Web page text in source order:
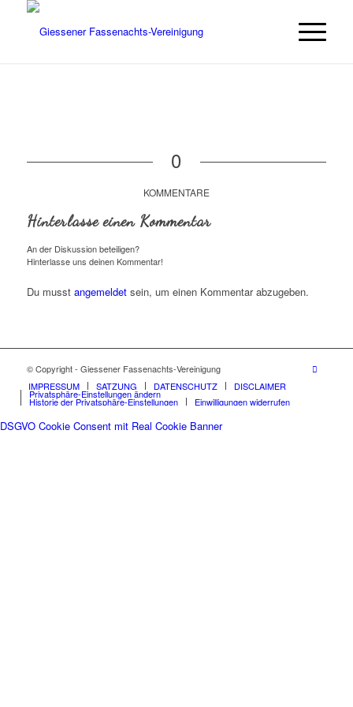
0
KOMMENTARE
Hinterlasse einen Kommentar
An der Diskussion beteiligen?
Hinterlasse uns deinen Kommentar!
Du musst angemeldetsein, um einen Kommentar abzugeben.
© Copyright - Giessener Fassenachts-Vereinigung
IMPRESSUM
SATZUNG DATENSCHUTZ DISCLAIMER
Privatsphäre-Einstellungen ändern
Historie der Privatsphäre-Einstellungen Einwilligungen widerrufen
DSGVO Cookie Consent mit Real Cookie Banner